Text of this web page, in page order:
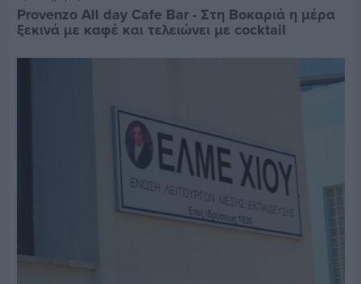
Provenzo All day Cafe Bar - Στη Βοκαριά η μέρα
ξεκινά με καφέ και τελειώνει με cocktail